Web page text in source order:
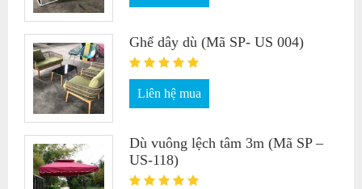
Ghế dây dù (Mã SP- US 004)
Liên hệ mua
Dù vuông lệch tâm 3m (Mã SP –
US-118)